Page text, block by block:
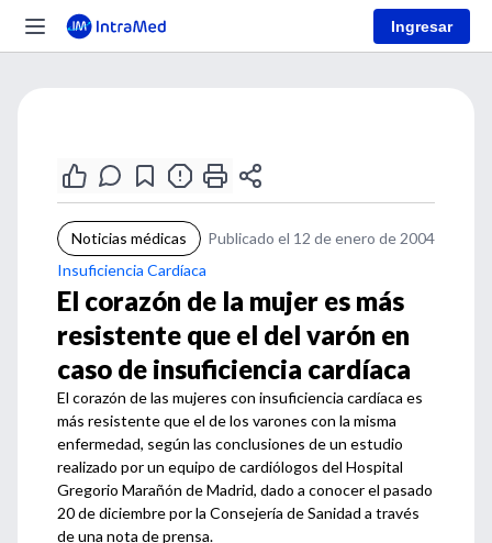
Ingresar
Noticias médicas
Publicado el 12 de enero de 2004
Insuficiencia Cardíaca
El corazón de la mujer es más
resistente que el del varón en
caso de insuficiencia cardíaca
El corazón de las mujeres con insuficiencia cardíaca es
más resistente que el de los varones con la misma
enfermedad, según las conclusiones de un estudio
realizado por un equipo de cardiólogos del Hospital
Gregorio Marañón de Madrid, dado a conocer el pasado
20 de diciembre por la Consejería de Sanidad a través
de una nota de prensa.